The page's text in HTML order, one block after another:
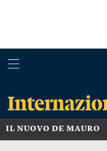
IL NUOVO DE MAURO